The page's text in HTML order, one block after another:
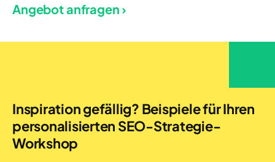
Angebot anfragen ›
Inspiration gefällig? Beispiele für Ihren
personalisierten SEO-Strategie-
Workshop